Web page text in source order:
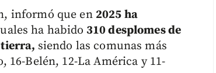
informó que en 2025 ha
ha habido 310 desplomes de
tierra, siendo las comunas más
16-Belén, 12-La América y 11-